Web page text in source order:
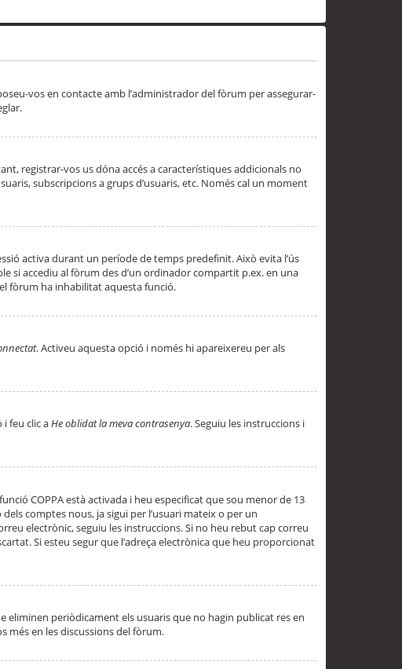
vos en contacte amb l’administrador del fòrum per assegurar-
registrar-vos us dóna accés a característiques addicionals no
subscripcions a grups d’usuaris, etc. Només cal un moment
activa durant un període de temps predefinit. Això evita l’ús
si accediu al fòrum des d’un ordinador compartit p.ex. en una
fòrum ha inhabilitat aquesta funció.
. Activeu aquesta opció i només hi apareixereu per als
feu clic aHe oblidat la meva contrasenya. Seguiu les instruccions i
COPPA està activada i heu especificat que sou menor de 13
comptes nous, ja sigui per l’usuari mateix o per un
electrònic, seguiu les instruccions. Si no heu rebut cap correu
Si esteu segur que l’adreça electrònica que heu proporcionat
periòdicament els usuaris que no hagin publicat res en
més en les discussions del fòrum.